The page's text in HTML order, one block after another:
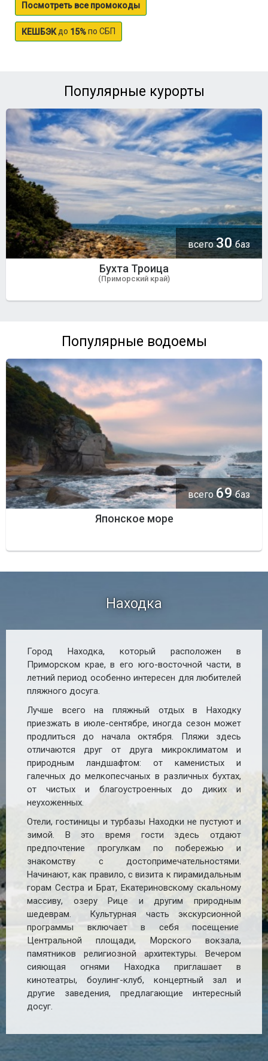
Посмотреть все промокоды
КЕШБЭКдо 15%по СБП
Популярные курорты
всего30баз
Бухта Троица
(Приморский край)
Популярные водоемы
всего 69баз
Японское море
Находка
Город Находка, который расположен в
Приморском крае, в его юго-восточной части, в
летний период особенно интересен для любителей
пляжного досуга.
Лучше всего на пляжный отдых в Находку
приезжать в июле-сентябре, иногда сезон может
продлиться до начала октября. Пляжи здесь
отличаются друг от друга микроклиматом и
природным ландшафтом: от каменистых и
галечных до мелкопесчаных в различных бухтах,
от чистых и благоустроенных до диких и
неухоженных.
Отели, гостиницы и турбазы Находки не пустуют и
зимой. В это время гости здесь отдают
предпочтение прогулкам по побережью и
знакомству с достопримечательностями.
Начинают, как правило, с визита к пирамидальным
горам Сестра и Брат, Екатериновскому скальному
массиву, озеру Рице и другим природным
шедеврам. Культурная часть экскурсионной
программы включает в себя посещение
Центральной площади, Морского вокзала,
памятников религиозной архитектуры. Вечером
сияющая огнями Находка приглашает в
кинотеатры, боулинг-клуб, концертный зал и
другие заведения, предлагающие интересный
досуг.